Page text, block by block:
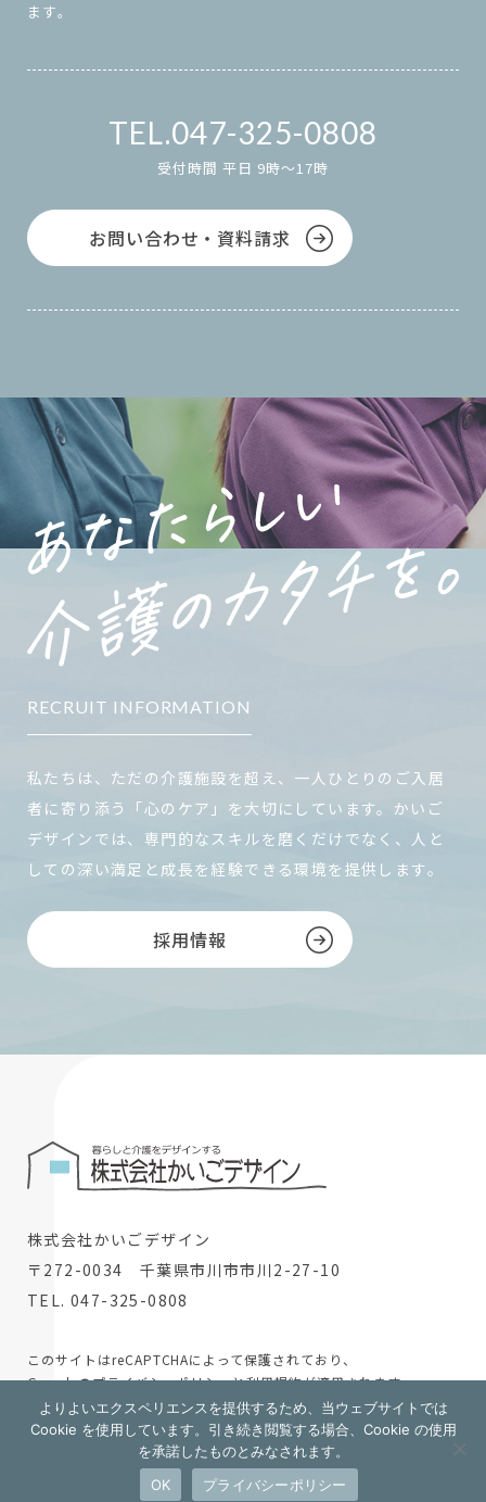
採用情報
ます。
047-325-0808
受付時間 平日 9時～17時
お問い合わせ・資料請求
RECRUIT INFORMATION
私たちは、ただの介護施設を超え、一人ひとりのご入居
者に寄り添う「心のケア」を大切にしています。かいご
デザインでは、専門的なスキルを磨くだけでなく、人と
しての深い満足と成長を経験できる環境を提供します。
採用情報
株式会社かいごデザイン
〒272-0034 千葉県市川市市川2-27-10
TEL. 047-325-0808
このサイトはreCAPTCHAによって保護されており、
Googleのプライバシーポリシーと利用規約が適用されます。
© 2024 株式会社かいごデザイン
よりよいエクスペリエンスを提供するため、当ウェブサイトでは
Cookie を使用しています。引き続き閲覧する場合、Cookie の使用
を承諾したものとみなされます。
OK
プライバシーポリシー